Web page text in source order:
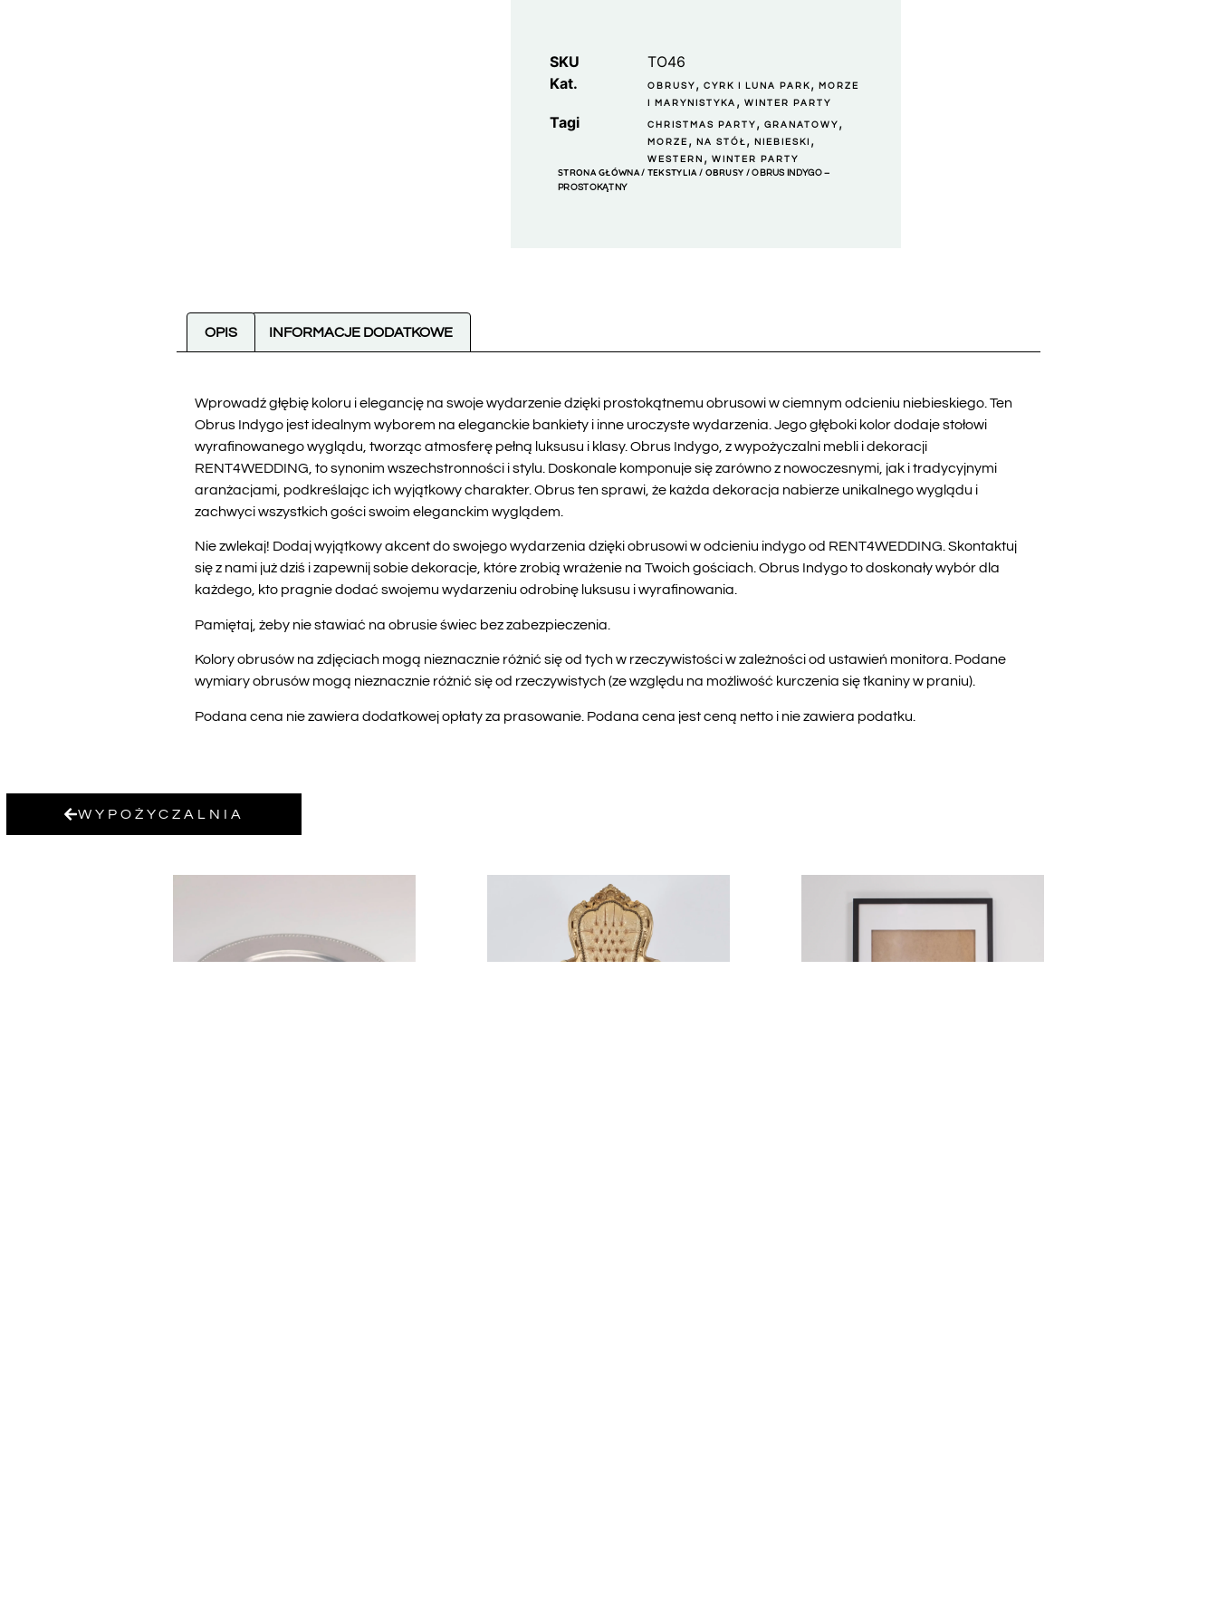
SKU
TO46
Kat.
OBRUSY ,CYRK I LUNA PARK ,MORZE
I MARYNISTYKA ,WINTER PARTY
Tagi CHRISTMAS PARTY ,GRANATOWY ,
MORZE ,NA STÓŁ ,NIEBIESKI ,
WESTERN ,WINTER PARTY
STRONA GŁÓWNA/ TEKSTYLIA / OBRUSY / OBRUS INDYGO –
PROSTOKĄTNY
OPIS INFORMACJE DODATKOWE
Wprowadź głębię koloru i elegancję na swoje wydarzenie dzięki prostokątnemu obrusowi w ciemnym odcieniu niebieskiego. Ten
Obrus Indygo jest idealnym wyborem na eleganckie bankiety i inne uroczyste wydarzenia. Jego głęboki kolor dodaje stołowi
wyrafinowanego wyglądu, tworząc atmosferę pełną luksusu i klasy. Obrus Indygo, z wypożyczalni mebli i dekoracji
RENT4WEDDING, to synonim wszechstronności i stylu. Doskonale komponuje się zarówno z nowoczesnymi, jak i tradycyjnymi
aranżacjami, podkreślając ich wyjątkowy charakter. Obrus ten sprawi, że każda dekoracja nabierze unikalnego wyglądu i
zachwyci wszystkich gości swoim eleganckim wyglądem.
Nie zwlekaj! Dodaj wyjątkowy akcent do swojego wydarzenia dzięki obrusowi w odcieniu indygo od RENT4WEDDING. Skontaktuj
się z nami już dziś i zapewnij sobie dekoracje, które zrobią wrażenie na Twoich gościach. Obrus Indygo to doskonały wybór dla
każdego, kto pragnie dodać swojemu wydarzeniu odrobinę luksusu i wyrafinowania.
Pamiętaj, żeby nie stawiać na obrusie świec bez zabezpieczenia.
Kolory obrusów na zdjęciach mogą nieznacznie różnić się od tych w rzeczywistości w zależności od ustawień monitora. Podane
wymiary obrusów mogą nieznacznie różnić się od rzeczywistych (ze względu na możliwość kurczenia się tkaniny w praniu).
Podana cena nie zawiera dodatkowej opłaty za prasowanie. Podana cena jest ceną netto i nie zawiera podatku.
WYPOŻYCZALNIA